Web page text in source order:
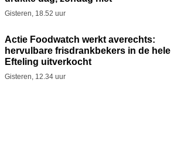
Gisteren, 18.52 uur
Actie Foodwatch werkt averechts:
hervulbare frisdrankbekers in de hele
Efteling uitverkocht
Gisteren, 12.34 uur